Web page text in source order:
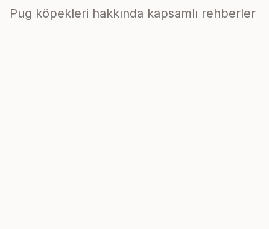
Pug köpekleri hakkında kapsamlı rehberler